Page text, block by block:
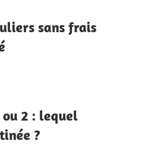
sans frais
ou 2 : lequel
?